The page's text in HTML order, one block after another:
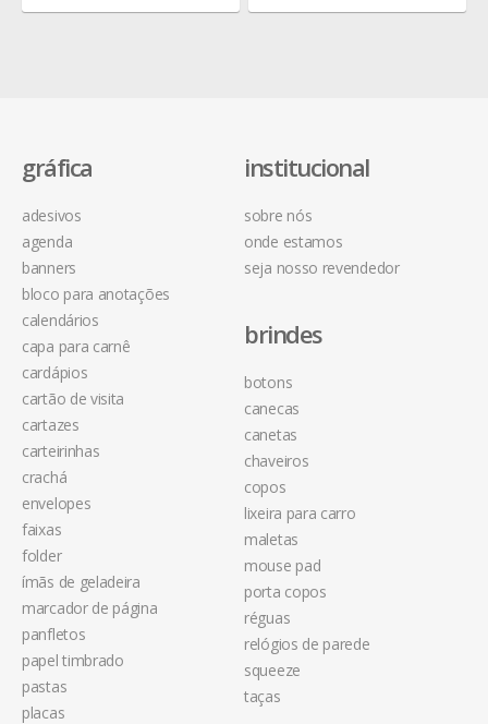
institucional
sobre nós
onde estamos
seja nosso revendedor
gráfica
adesivos
agenda
banners
bloco para anotações
calendários
capa para carnê
cardápios
cartão de visita
cartazes
carteirinhas
crachá
envelopes
faixas
folder
ímãs de geladeira
marcador de página
panfletos
papel timbrado
pastas
placas
brindes
botons
canecas
canetas
chaveiros
copos
lixeira para carro
maletas
mouse pad
porta copos
réguas
relógios de parede
squeeze
taças